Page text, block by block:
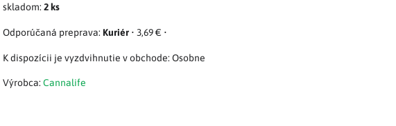
skladom: 2ks
Kuriér • 3,69 € •
Osobne
Výrobca: Cannalife